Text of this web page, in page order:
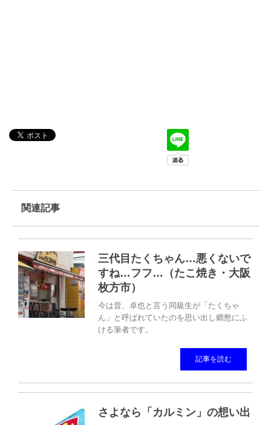
関連記事
三代目たくちゃん…悪くないで
すね…フフ…（たこ焼き・大阪
枚方市）
今は昔、卓也と言う同級生が「たくちゃ
ん」と呼ばれていたのを思い出し郷愁にふ
ける筆者です。
記事を読む
さよなら「カルミン」の想い出